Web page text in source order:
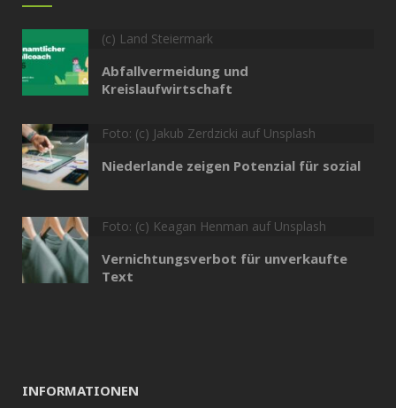
(c) Land Steiermark
Abfallvermeidung und
Kreislaufwirtschaft
Foto: (c) Jakub Zerdzicki auf Unsplash
Niederlande zeigen Potenzial für sozial
Foto: (c) Keagan Henman auf Unsplash
Vernichtungsverbot für unverkaufte
Text
INFORMATIONEN